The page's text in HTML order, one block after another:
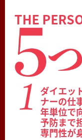
THE
ダイエッ
ナーの仕
年単位で
予防まで
専門性が